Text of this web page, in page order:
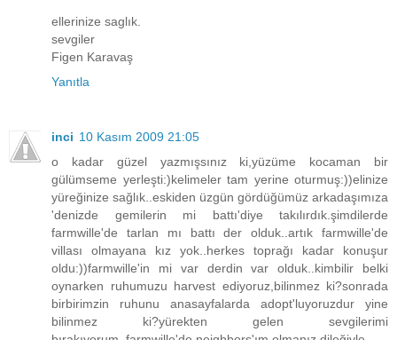
ellerinize saglık.
sevgiler
Figen Karavaş
Yanıtla
inci 10 Kasım 2009 21:05
o kadar güzel yazmışsınız ki,yüzüme kocaman bir
gülümseme yerleşti:)kelimeler tam yerine oturmuş:))elinize
yüreğinize sağlık..eskiden üzgün gördüğümüz arkadaşımıza
'denizde gemilerin mi battı'diye takılırdık.şimdilerde
farmwille'de tarlan mı battı der olduk..artık farmwille'de
villası olmayana kız yok..herkes toprağı kadar konuşur
oldu:))farmwille'in mi var derdin var olduk..kimbilir belki
oynarken ruhumuzu harvest ediyoruz,bilinmez ki?sonrada
birbirimzin ruhunu anasayfalarda adopt'luyoruzdur yine
bilinmez ki?yürekten gelen sevgilerimi